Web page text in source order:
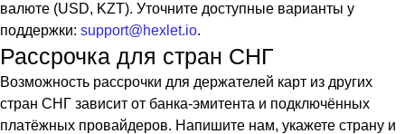
валюте (USD, KZT). Уточните доступные варианты у
поддержки: support@hexlet.io.
Рассрочка для стран СНГ
Возможность рассрочки для держателей карт из других
стран СНГ зависит от банка-эмитента и подключённых
платёжных провайдеров. Напишите нам, укажете страну и